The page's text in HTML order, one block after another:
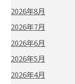
2026年8月
2026年7月
2026年6月
2026年5月
2026年4月